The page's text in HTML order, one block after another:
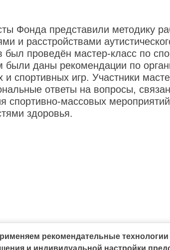
Фонда представили методику
и расстройствами
был проведён мастер-класс по
были даны рекомендации по
и спортивных игр. Участники
ответы на вопросы,
спортивно-массовых
здоровья.
рекомендательные
и индивидуальной настройки